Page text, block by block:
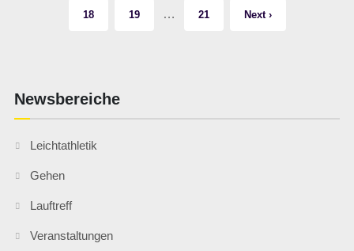
18 19 … 21 Next ›
Newsbereiche
Leichtathletik
Gehen
Lauftreff
Veranstaltungen